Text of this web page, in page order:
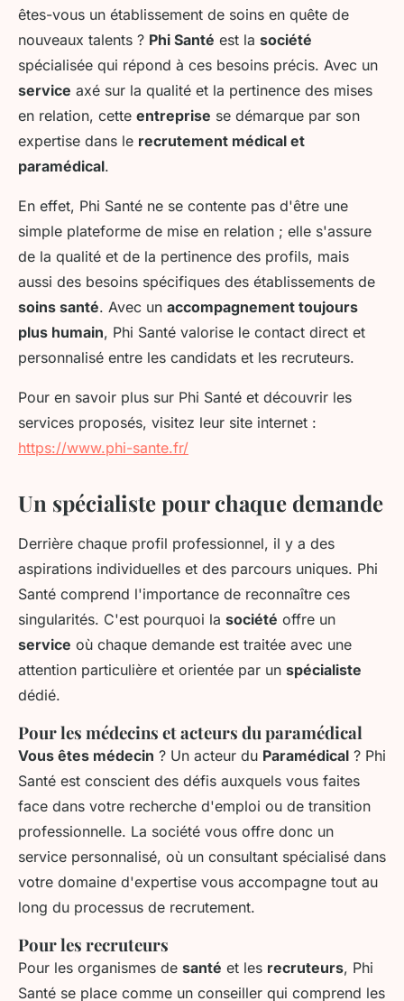
êtes-vous un établissement de soins en quête de
nouveaux talents ? Phi Santé est la société
spécialisée qui répond à ces besoins précis. Avec un
service axé sur la qualité et la pertinence des mises
en relation, cette entreprise se démarque par son
expertise dans le recrutement médical et
paramédical.
En effet, Phi Santé ne se contente pas d'être une
simple plateforme de mise en relation ; elle s'assure
de la qualité et de la pertinence des profils, mais
aussi des besoins spécifiques des établissements de
soins santé. Avec un accompagnement toujours
plus humain, Phi Santé valorise le contact direct et
personnalisé entre les candidats et les recruteurs.
Pour en savoir plus sur Phi Santé et découvrir les
services proposés, visitez leur site internet :
https://www.phi-sante.fr/
Un spécialiste pour chaque demande
Derrière chaque profil professionnel, il y a des
aspirations individuelles et des parcours uniques. Phi
Santé comprend l'importance de reconnaître ces
singularités. C'est pourquoi la société offre un
service où chaque demande est traitée avec une
attention particulière et orientée par un spécialiste
dédié.
Pour les médecins et acteurs du paramédical
Vous êtes médecin ? Un acteur du Paramédical ? Phi
Santé est conscient des défis auxquels vous faites
face dans votre recherche d'emploi ou de transition
professionnelle. La société vous offre donc un
service personnalisé, où un consultant spécialisé dans
votre domaine d'expertise vous accompagne tout au
long du processus de recrutement.
Pour les recruteurs
Pour les organismes de santé et les recruteurs, Phi
Santé se place comme un conseiller qui comprend les